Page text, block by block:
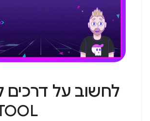
לחשוב על דרכים